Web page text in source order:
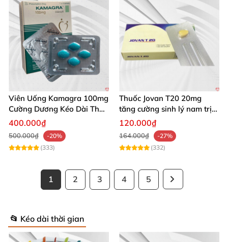
Viên Uống Kamagra 100mg
Cường Dương Kéo Dài Thời
Gian
400.000₫
500.000₫
-20%
(333)
Thuốc Jovan T20 20mg
tăng cường sinh lý nam trị
xuất tinh sớm hiệu quả
120.000₫
164.000₫
-27%
(332)
1 2 3 4 5
📂 Kéo dài thời gian